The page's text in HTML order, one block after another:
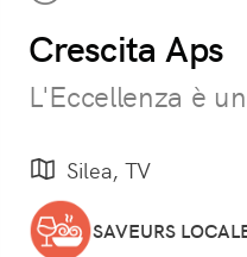
Crescita Aps
L'Eccellenza è
Silea, TV
SAVEURS